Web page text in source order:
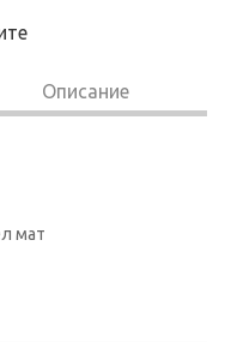
Описание
мат